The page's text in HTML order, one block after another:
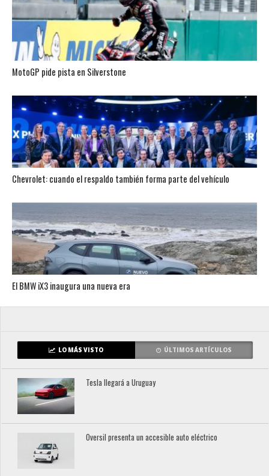
MotoGP pide pista en Silverstone
Chevrolet: cuando el respaldo también forma parte del vehículo
El BMW iX3 inaugura una nueva era
LO MÁS VISTO ÚLTIMOS ARTÍCULOS
Tesla llegará a Uruguay
Oversil presenta un accesible auto eléctrico